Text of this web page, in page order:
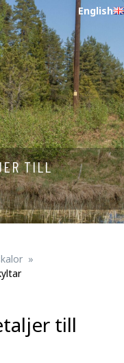
English
TILL
till